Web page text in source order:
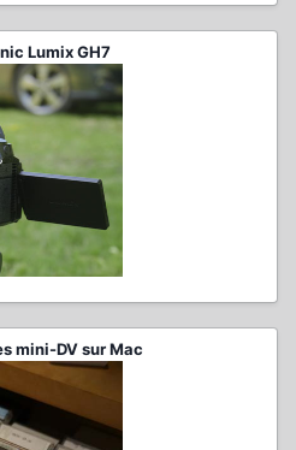
Lumix GH7
mini-DV sur Mac